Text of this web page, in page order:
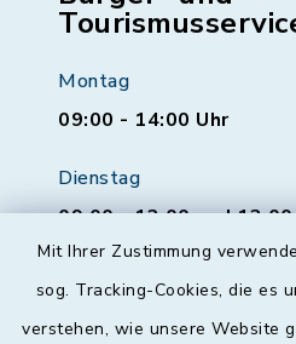
Mit Ihrer Zustimmung
sog. Tracking-Cookies, die es
verstehen, wie unsere Website
Montag
09:00 - 14:00 Uhr
Dienstag
09:00 - 12:00 und